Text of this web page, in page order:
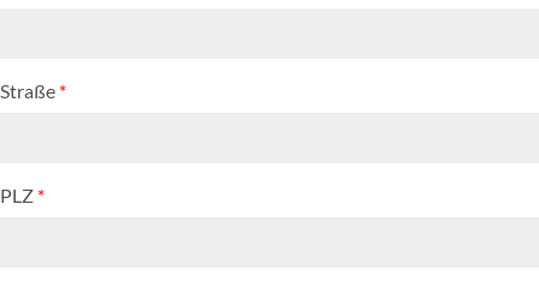
Straße *
PLZ *